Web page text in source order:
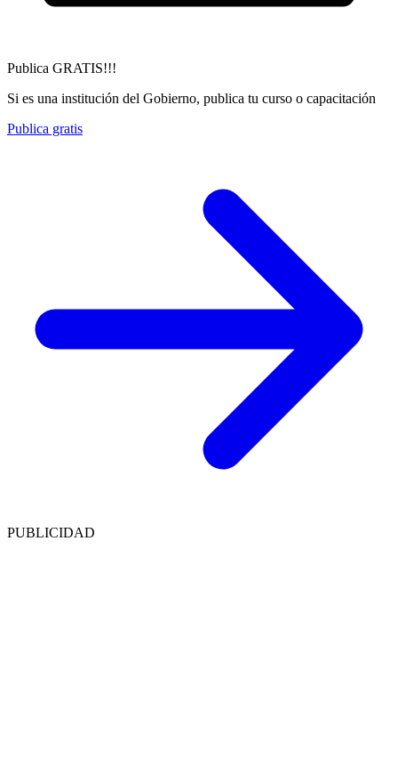
Publica GRATIS!!!
Si es una institución del Gobierno, publica tu curso o capacitación
Publica gratis
PUBLICIDAD